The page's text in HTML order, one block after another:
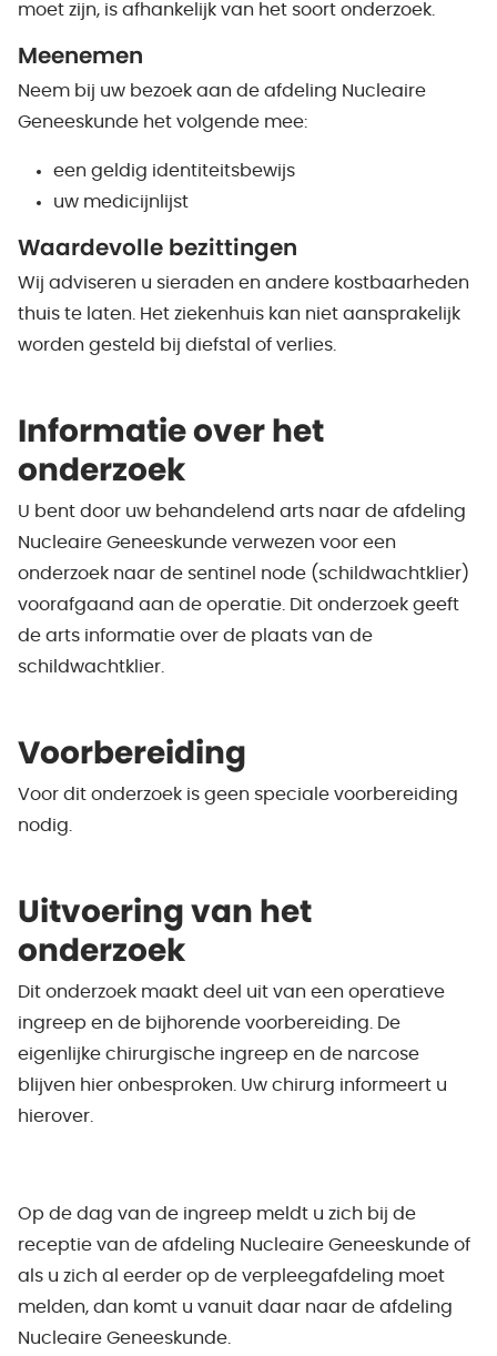
moet zijn, is afhankelijk van het soort onderzoek.
Meenemen
Neem bij uw bezoek aan de afdeling Nucleaire
Geneeskunde het volgende mee:
een geldig identiteitsbewijs
uw medicijnlijst
Waardevolle bezittingen
Wij adviseren u sieraden en andere kostbaarheden
thuis te laten. Het ziekenhuis kan niet aansprakelijk
worden gesteld bij diefstal of verlies.
Informatie over het
onderzoek
U bent door uw behandelend arts naar de afdeling
Nucleaire Geneeskunde verwezen voor een
onderzoek naar de sentinel node (schildwachtklier)
voorafgaand aan de operatie. Dit onderzoek geeft
de arts informatie over de plaats van de
schildwachtklier.
Voorbereiding
Voor dit onderzoek is geen speciale voorbereiding
nodig.
Uitvoering van het
onderzoek
Dit onderzoek maakt deel uit van een operatieve
ingreep en de bijhorende voorbereiding. De
eigenlijke chirurgische ingreep en de narcose
blijven hier onbesproken. Uw chirurg informeert u
hierover.
Op de dag van de ingreep meldt u zich bij de
receptie van de afdeling Nucleaire Geneeskunde of
als u zich al eerder op de verpleegafdeling moet
melden, dan komt u vanuit daar naar de afdeling
Nucleaire Geneeskunde.